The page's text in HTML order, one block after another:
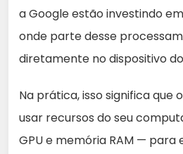
a Google estão investindo
onde parte desse
diretamente no dispositivo
Na prática, isso significa que
usar recursos do seu
GPU e memória RAM —